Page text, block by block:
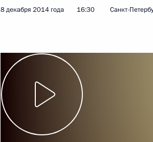
8 декабря 2014 года 16:30 Санкт-